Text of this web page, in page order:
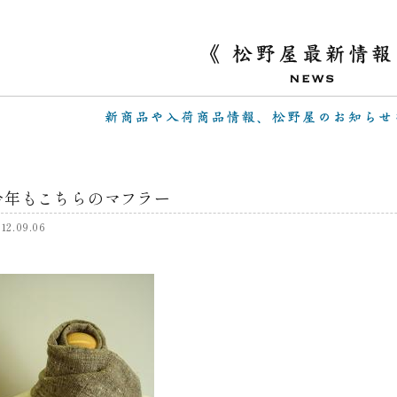
もこちらのマフラー